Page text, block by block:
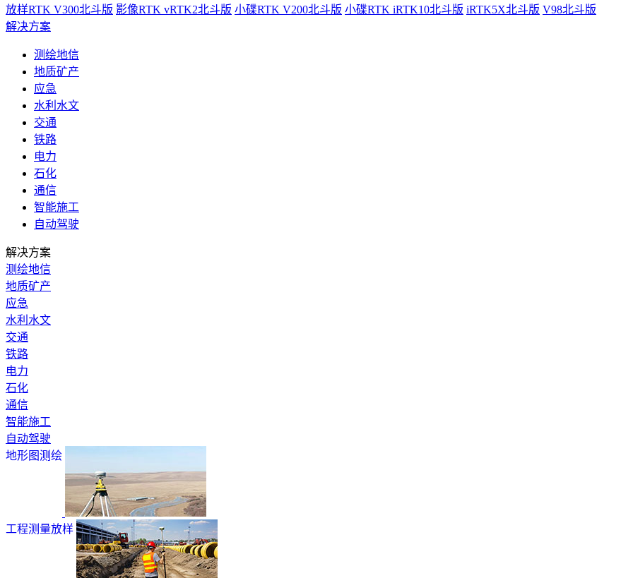
放样RTK V300北斗版 影像RTK vRTK2北斗版 小碟RTK V200北斗版 小碟RTK iRTK10北斗版 iRTK5X北斗版 V98北斗版
解决方案
测绘地信
地质矿产
应急
水利水文
交通
铁路
电力
石化
通信
智能施工
自动驾驶
解决方案
测绘地信
地质矿产
应急
水利水文
交通
铁路
电力
石化
通信
智能施工
自动驾驶
地形图测绘
工程测量放样